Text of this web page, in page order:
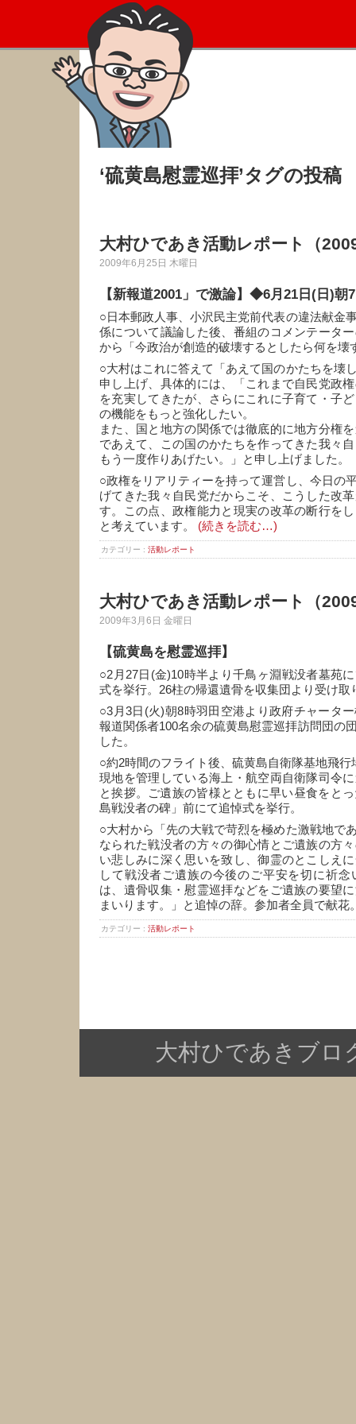
‘硫黄島慰霊巡拝’タグの投稿
大村ひであき活動レポート（
2009年6月25日 木曜日
【新報道2001」で激論】◆6月21日(日)朝
○日本郵政人事、小沢民主党前代表の違法献金
係について議論した後、番組のコメンテータ
から「今政治が創造的破壊するとしたら何を壊
○大村はこれに答えて「あえて国のかたちを壊
申し上げ、具体的には、「これまで自民党政
を充実してきたが、さらにこれに子育て・子
の機能をもっと強化したい。
また、国と地方の関係では徹底的に地方分権
であえて、この国のかたちを作ってきた我々
もう一度作りあげたい。」と申し上げました。
○政権をリアリティーを持って運営し、今日の
げてきた我々自民党だからこそ、こうした改
す。この点、政権能力と現実の改革の断行を
と考えています。 (続きを読む…)
カテゴリー : 活動レポート
大村ひであき活動レポート（
2009年3月6日 金曜日
【硫黄島を慰霊巡拝】
○2月27日(金)10時半より千鳥ヶ淵戦没者墓苑
式を挙行。26柱の帰還遺骨を収集団より受け取
○3月3日(火)朝8時羽田空港より政府チャータ
報道関係者100名余の硫黄島慰霊巡拝訪問団の
した。
○約2時間のフライト後、硫黄島自衛隊基地飛行
現地を管理している海上・航空両自衛隊司令
と挨拶。ご遺族の皆様とともに早い昼食をと
島戦没者の碑」前にて追悼式を挙行。
○大村から「先の大戦で苛烈を極めた激戦地で
なられた戦没者の方々の御心情とご遺族の方
い悲しみに深く思いを致し、御霊のとこしえ
して戦没者ご遺族の今後のご平安を切に祈
は、遺骨収集・慰霊巡拝などをご遺族の要望
まいります。」と追悼の辞。参加者全員で献花
カテゴリー : 活動レポート
大村ひであきブロ